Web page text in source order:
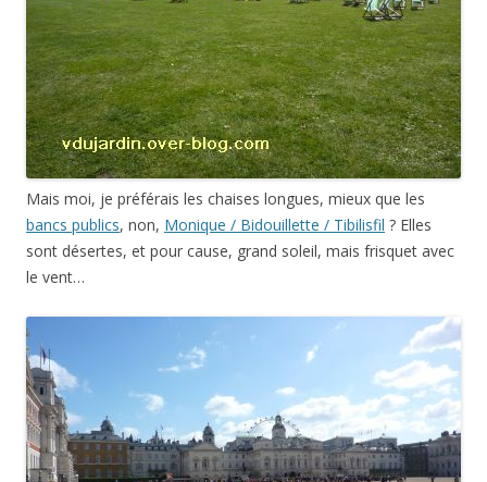
Mais moi, je préférais les chaises longues, mieux que les
bancs publics, non, Monique / Bidouillette / Tibilisfil ? Elles
sont désertes, et pour cause, grand soleil, mais frisquet avec
le vent…